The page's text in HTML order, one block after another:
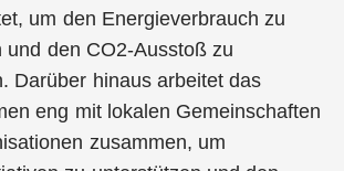
um den Energieverbrauch zu
und den CO2-Ausstoß zu
Darüber hinaus arbeitet das
eng mit lokalen Gemeinschaften
zusammen, um